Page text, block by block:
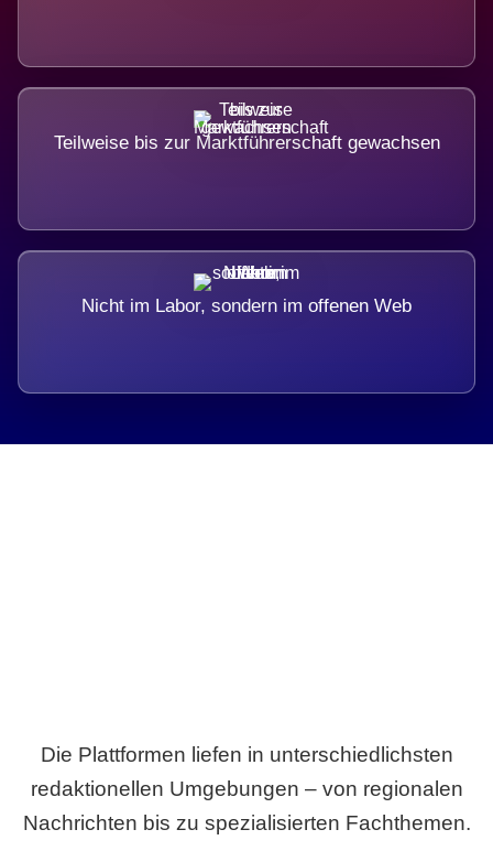
Teilweise bis zur Marktführerschaft gewachsen
Nicht im Labor, sondern im offenen Web
Die Plattformen liefen in unterschiedlichsten
redaktionellen Umgebungen – von regionalen
Nachrichten bis zu spezialisierten Fachthemen.